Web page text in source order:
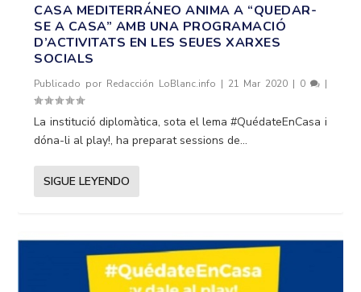
CASA MEDITERRÁNEO ANIMA A “QUEDAR-
SE A CASA” AMB UNA PROGRAMACIÓ
D’ACTIVITATS EN LES SEUES XARXES
SOCIALS
Publicado por Redacción LoBlanc.info | 21 Mar 2020 | 0 |
La institució diplomàtica, sota el lema #QuédateEnCasa i
dóna-li al play!, ha preparat sessions de...
SIGUE LEYENDO